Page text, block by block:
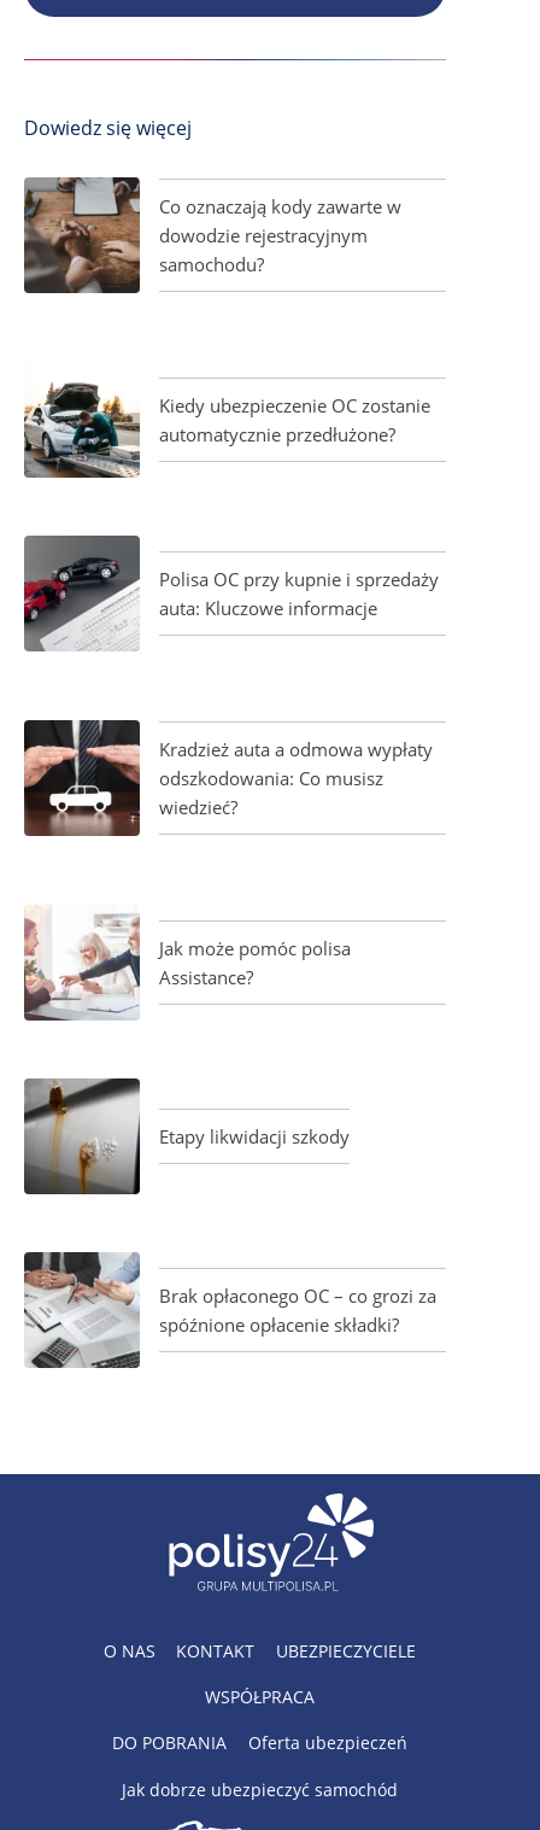
Dowiedz się więcej
Co oznaczają kody zawarte w
dowodzie rejestracyjnym
samochodu?
Kiedy ubezpieczenie OC zostanie
automatycznie przedłużone?
Polisa OC przy kupnie i sprzedaży
auta: Kluczowe informacje
Kradzież auta a odmowa wypłaty
odszkodowania: Co musisz
wiedzieć?
Jak może pomóc polisa
Assistance?
Etapy likwidacji szkody
Brak opłaconego OC – co grozi za
spóźnione opłacenie składki?
O NAS KONTAKT UBEZPIECZYCIELE
WSPÓŁPRACA
DO POBRANIA Oferta ubezpieczeń
Jak dobrze ubezpieczyć samochód